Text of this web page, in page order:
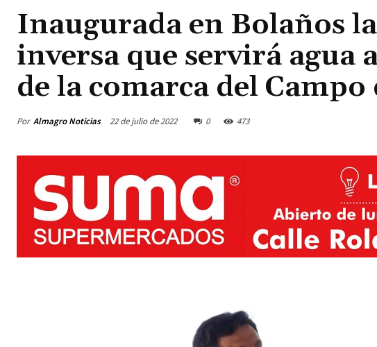
Inaugurada en Bolaños
inversa que servirá agua
de la comarca del Campo
Por Almagro Noticias 22 de julio de 2022 0 473